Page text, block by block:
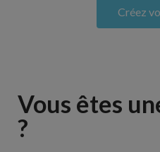
Créez
Vous êtes
?